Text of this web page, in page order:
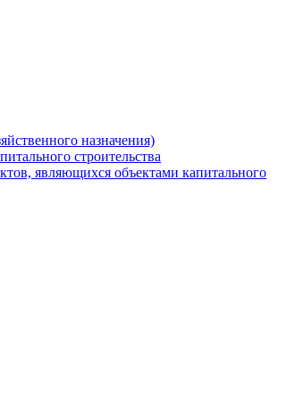
назначения)
строительства
являющихся объектами капитального